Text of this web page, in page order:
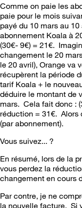
Comme on paie les
paie pour le mois
payé du 10 mars au
abonnement Koala à
(30€- 9€) = 21€.
changement le 20
le 20 avril), Orange va
récupèrent la période
tarif Koala + le
déduire le montant de
mars. Cela fait donc :
réduction = 31€. Alors
(par abonnement).
Vous suivez... ?
En résumé, lors de la
vous perdez la
changement en cours
Par contre, je ne
la nouvelle facture. Si